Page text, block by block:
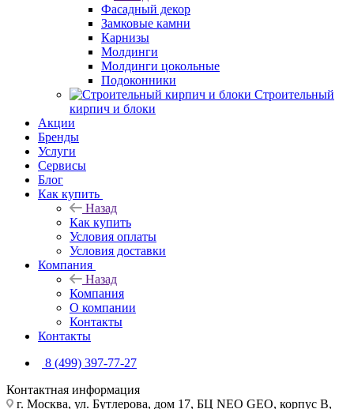
Фасадный декор
Замковые камни
Карнизы
Молдинги
Молдинги цокольные
Подоконники
Строительный
кирпич и блоки
Акции
Бренды
Услуги
Сервисы
Блог
Как купить
Назад
Как купить
Условия оплаты
Условия доставки
Компания
Назад
Компания
О компании
Контакты
Контакты
8 (499) 397-77-27
Контактная информация
г. Москва, ул. Бутлерова, дом 17, БЦ NEO GEO, корпус В,